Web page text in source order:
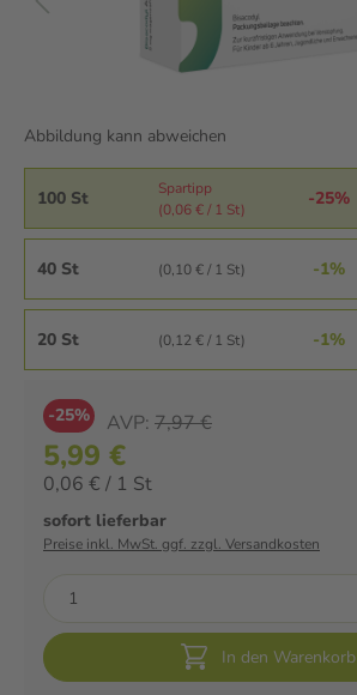
Abbildung kann abweichen
100 St
Spartipp
(0,06 € / 1 St)
-25%
40 St (0,10 € / 1 St) -1%
20 St (0,12 € / 1 St) -1%
-25% AVP: 7,97 €
5,99 €
0,06 € / 1 St
sofort lieferbar
Preise inkl. MwSt. ggf. zzgl. Versandkosten
In den Warenkorb